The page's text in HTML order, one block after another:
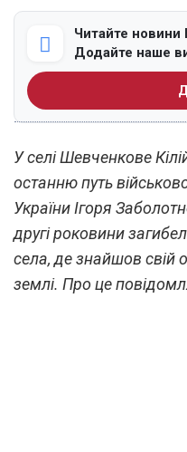
Читайте новини
Додайте наше
У селі Шевченкове
останню путь
України Ігоря
другі роковини
села, де знайшов свій
землі. Про це